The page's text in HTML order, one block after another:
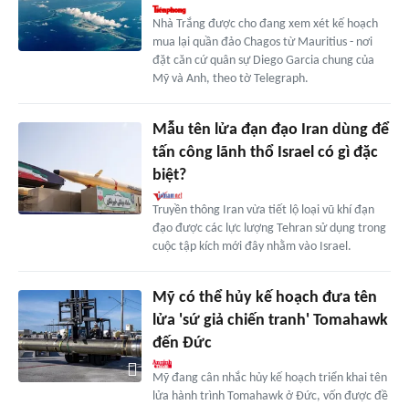
Nhà Trắng được cho đang xem xét kế hoạch
mua lại quần đảo Chagos từ Mauritius - nơi
đặt căn cứ quân sự Diego Garcia chung của
Mỹ và Anh, theo tờ Telegraph.
Mẫu tên lửa đạn đạo Iran dùng để
tấn công lãnh thổ Israel có gì đặc
biệt?
Truyền thông Iran vừa tiết lộ loại vũ khí đạn
đạo được các lực lượng Tehran sử dụng trong
cuộc tập kích mới đây nhằm vào Israel.
Mỹ có thể hủy kế hoạch đưa tên
lửa 'sứ giả chiến tranh' Tomahawk
đến Đức
Mỹ đang cân nhắc hủy kế hoạch triển khai tên
lửa hành trình Tomahawk ở Đức, vốn được đề